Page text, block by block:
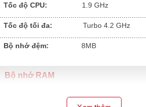
Tốc độ CPU: 1.9 GHz
Tốc độ tối đa: Turbo 4.2 GHz
Bộ nhớ đệm: 8MB
Bộ nhớ RAM
Dung lượng RAM:16GB